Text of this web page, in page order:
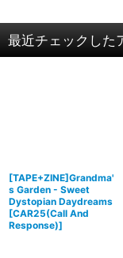
最近チェックした
[TAPE+ZINE]Grandma'
s Garden - Sweet
Dystopian Daydreams
[CAR25(Call And
Response)]